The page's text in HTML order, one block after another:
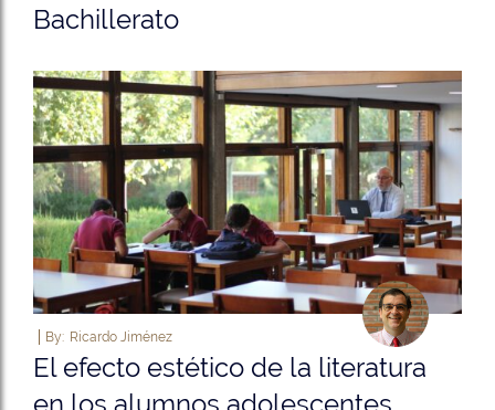
Bachillerato
By: Ricardo Jiménez
El efecto estético de la literatura